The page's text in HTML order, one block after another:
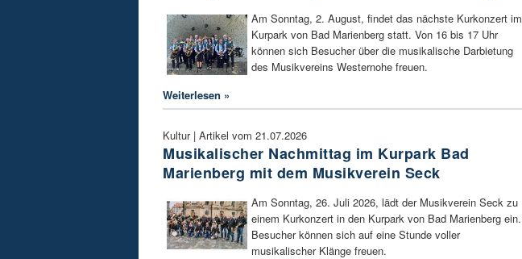
Am Sonntag, 2. August, findet das nächste Kurkonzert im
Kurpark von Bad Marienberg statt. Von 16 bis 17 Uhr
können sich Besucher über die musikalische Darbietung
des Musikvereins Westernohe freuen.
Weiterlesen »
Kultur | Artikel vom 21.07.2026
Musikalischer Nachmittag im Kurpark Bad
Marienberg mit dem Musikverein Seck
Am Sonntag, 26. Juli 2026, lädt der Musikverein Seck zu
einem Kurkonzert in den Kurpark von Bad Marienberg ein.
Besucher können sich auf eine Stunde voller
musikalischer Klänge freuen.